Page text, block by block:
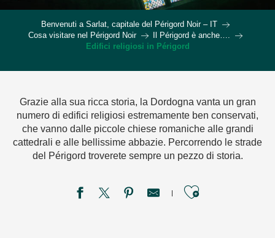
Benvenuti a Sarlat, capitale del Périgord Noir – IT
Cosa visitare nel Périgord Noir
Il Périgord è anche….
Edifici religiosi in Périgord
Grazie alla sua ricca storia, la Dordogna vanta un gran
numero di edifici religiosi estremamente ben conservati,
che vanno dalle piccole chiese romaniche alle grandi
cattedrali e alle bellissime abbazie. Percorrendo le strade
del Périgord troverete sempre un pezzo di storia.
Ajouter